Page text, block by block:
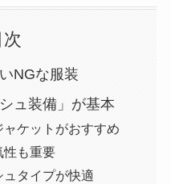
次
NGな服装
ュ装備」が基本
ャケットがおすすめ
性も重要
タイプが快適